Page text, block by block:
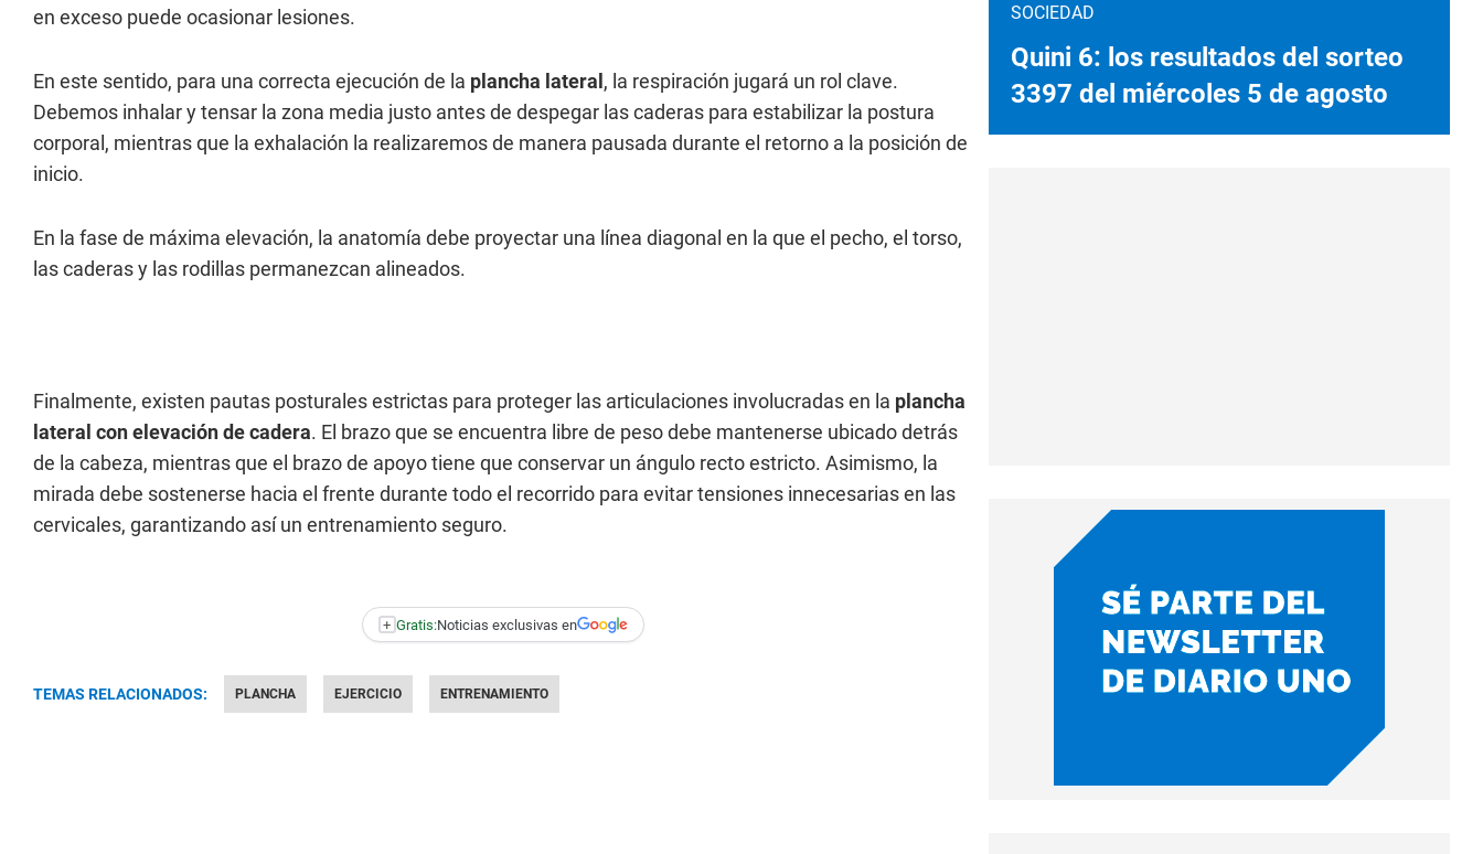
en exceso puede ocasionar lesiones.
En este sentido, para una correcta ejecución de la plancha lateral , la respiración jugará un rol clave.
Debemos inhalar y tensar la zona media justo antes de despegar las caderas para estabilizar la postura
corporal, mientras que la exhalación la realizaremos de manera pausada durante el retorno a la posición de
inicio.
En la fase de máxima elevación, la anatomía debe proyectar una línea diagonal en la que el pecho, el torso,
las caderas y las rodillas permanezcan alineados.
Finalmente, existen pautas posturales estrictas para proteger las articulaciones involucradas en la plancha
lateral con elevación de cadera. El brazo que se encuentra libre de peso debe mantenerse ubicado detrás
de la cabeza, mientras que el brazo de apoyo tiene que conservar un ángulo recto estricto. Asimismo, la
mirada debe sostenerse hacia el frente durante todo el recorrido para evitar tensiones innecesarias en las
cervicales, garantizando así un entrenamiento seguro.
+ Gratis:Noticias exclusivas en
TEMAS RELACIONADOS: PLANCHA EJERCICIO ENTRENAMIENTO
SOCIEDAD
Quini 6: los resultados del sorteo
3397 del miércoles 5 de agosto